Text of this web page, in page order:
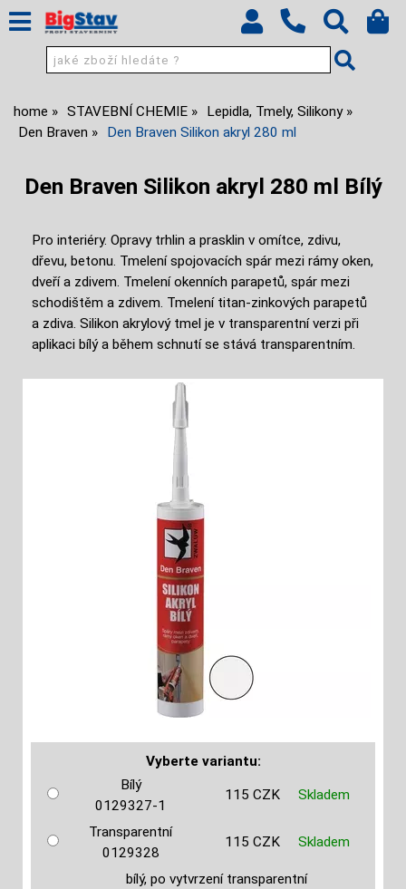
home STAVEBNÍ CHEMIE
Lepidla, Tmely, Silikony
Den Braven
Den Braven Silikon akryl 280 ml
Den Braven Silikon akryl 280 ml Bílý
Pro interiéry. Opravy trhlin a prasklin v omítce, zdivu,
dřevu, betonu. Tmelení spojovacích spár mezi rámy oken,
dveří a zdivem. Tmelení okenních parapetů, spár mezi
schodištěm a zdivem. Tmelení titan-zinkových parapetů
a zdiva. Silikon akrylový tmel je v transparentní verzi při
aplikaci bílý a během schnutí se stává transparentním.
Vyberte variantu:
Bílý
0129327-1
115 CZK Skladem
Transparentní
0129328
115 CZK Skladem
bílý, po vytvrzení transparentní